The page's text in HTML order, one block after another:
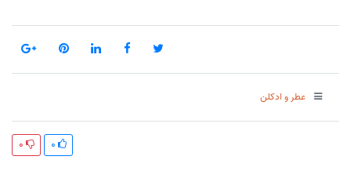
عطر و ادکلن